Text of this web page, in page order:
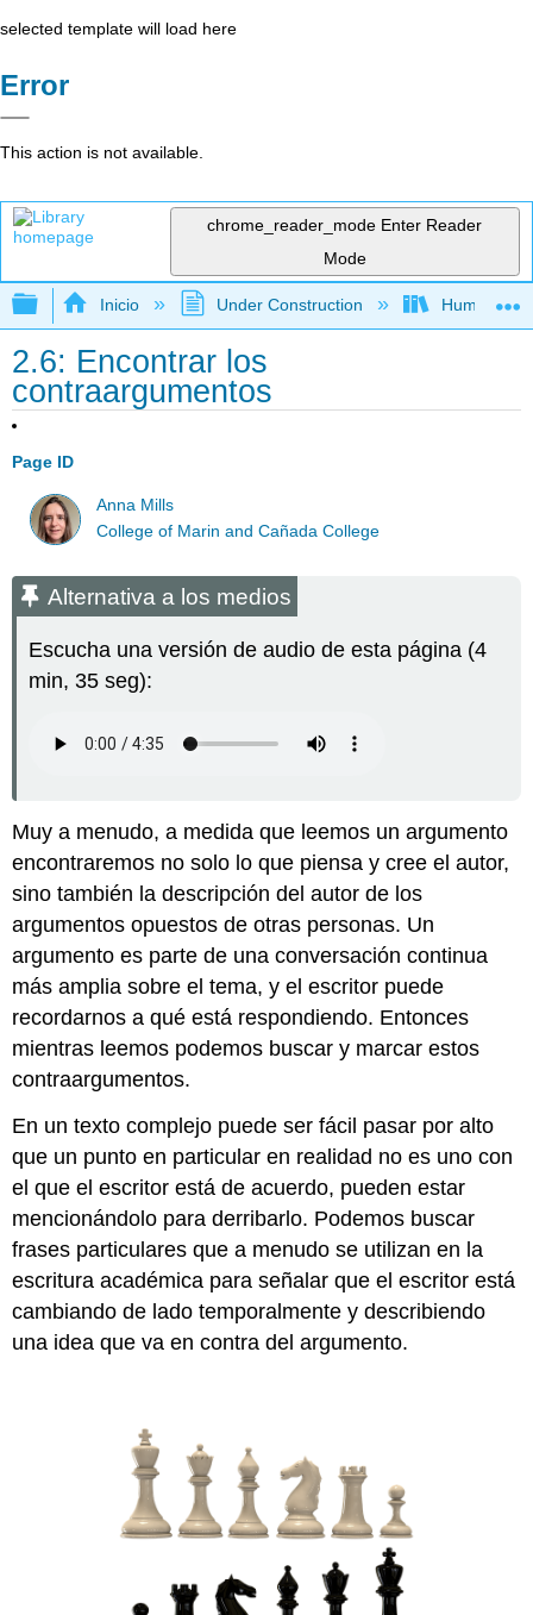
selected template will load here
Error
This action is not available.
chrome_reader_mode Enter Reader
Mode
Expandir/contraer jerarquía global
Inicio Under Construction
2.6: Encontrar los
contraargumentos
Page ID
Anna Mills
College of Marin and Cañada College
Alternativa a los medios
Escucha una versión de audio de esta página (4
min, 35 seg):
Muy a menudo, a medida que leemos un argumento
encontraremos no solo lo que piensa y cree el autor,
sino también la descripción del autor de los
argumentos opuestos de otras personas. Un
argumento es parte de una conversación continua
más amplia sobre el tema, y el escritor puede
recordarnos a qué está respondiendo. Entonces
mientras leemos podemos buscar y marcar estos
contraargumentos.
En un texto complejo puede ser fácil pasar por alto
que un punto en particular en realidad no es uno con
el que el escritor está de acuerdo, pueden estar
mencionándolo para derribarlo. Podemos buscar
frases particulares que a menudo se utilizan en la
escritura académica para señalar que el escritor está
cambiando de lado temporalmente y describiendo
una idea que va en contra del argumento.